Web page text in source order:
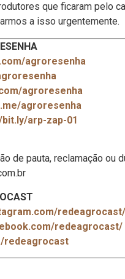
que ficaram pelo
a isso urgentemente.
agroresenha
agroresenha
agroresenha
arp-zap-01
de pauta, reclamação ou
redeagrocast/
redeagrocast/
redeagrocast